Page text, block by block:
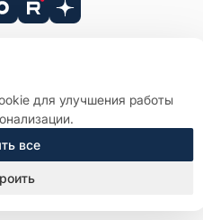
данных
для улучшения работы
все